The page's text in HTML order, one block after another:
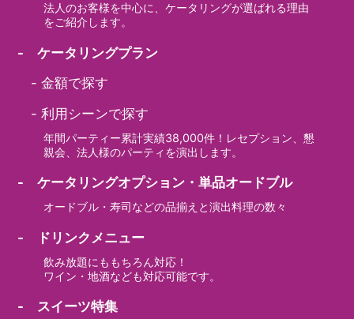
法人のお客様を中心に、ケータリングが選ばれる理由
をご紹介します。
- ケータリングプラン
-金額で探す
-利用シーンで探す
年間パーティー累計実績38,000件！レセプション、懇
親会、法人様のパーティを演出します。
- ケータリングオプション・単品オードブル
オードブル・寿司などの品揃えと演出料理の数々
- ドリンクメニュー
飲み放題にももちろん対応！
ワイン・地酒なども対応可能です。
- スイーツ特集